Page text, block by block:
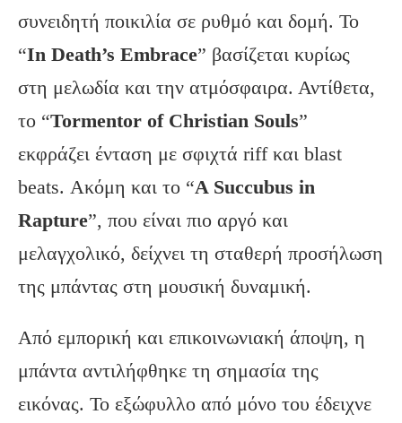
συνειδητή ποικιλία σε ρυθμό και δομή. Το
“In Death’s Embrace” βασίζεται κυρίως
στη μελωδία και την ατμόσφαιρα. Αντίθετα,
το “Tormentor of Christian Souls”
εκφράζει ένταση με σφιχτά riff και blast
beats. Ακόμη και το “A Succubus in
Rapture”, που είναι πιο αργό και
μελαγχολικό, δείχνει τη σταθερή προσήλωση
της μπάντας στη μουσική δυναμική.
Από εμπορική και επικοινωνιακή άποψη, η
μπάντα αντιλήφθηκε τη σημασία της
εικόνας. Το εξώφυλλο από μόνο του έδειχνε